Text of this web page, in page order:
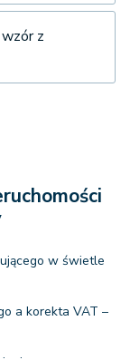
z
w świetle
a korekta VAT –